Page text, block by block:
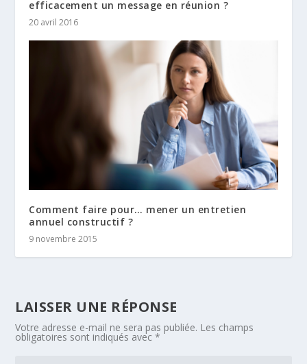
efficacement un message en réunion ?
20 avril 2016
Comment faire pour… mener un entretien
annuel constructif ?
9 novembre 2015
LAISSER UNE RÉPONSE
Votre adresse e-mail ne sera pas publiée. Les champs
obligatoires sont indiqués avec*